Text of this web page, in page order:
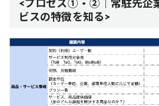
<プロセス①・②｜常駐先企
ビスの特徴を知る>